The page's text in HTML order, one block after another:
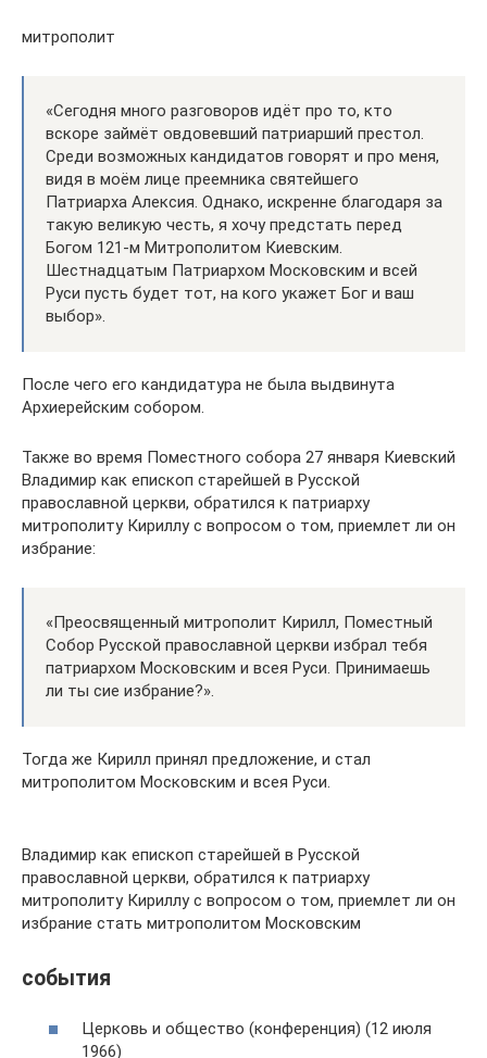
митрополит
«Сегодня много разговоров идёт про то, кто
вскоре займёт овдовевший патриарший престол.
Среди возможных кандидатов говорят и про меня,
видя в моём лице преемника святейшего
Патриарха Алексия. Однако, искренне благодаря за
такую великую честь, я хочу предстать перед
Богом 121-м Митрополитом Киевским.
Шестнадцатым Патриархом Московским и всей
Руси пусть будет тот, на кого укажет Бог и ваш
выбор».
После чего его кандидатура не была выдвинута
Архиерейским собором.
Также во время Поместного собора 27 января Киевский
Владимир как епископ старейшей в Русской
православной церкви, обратился к патриарху
митрополиту Кириллу с вопросом о том, приемлет ли он
избрание:
«Преосвященный митрополит Кирилл, Поместный
Собор Русской православной церкви избрал тебя
патриархом Московским и всея Руси. Принимаешь
ли ты сие избрание?».
Тогда же Кирилл принял предложение, и стал
митрополитом Московским и всея Руси.
Владимир как епископ старейшей в Русской
православной церкви, обратился к патриарху
митрополиту Кириллу с вопросом о том, приемлет ли он
избрание стать митрополитом Московским
события
Церковь и общество (конференция) (12 июля
1966)